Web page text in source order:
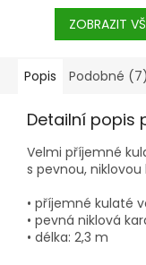
ZOBRAZIT
Popis Podobné (7)
Detailní popis
Velmi příjemné
s pevnou, niklovou
• příjemné kulaté
• pevná niklová
• délka: 2,3 m